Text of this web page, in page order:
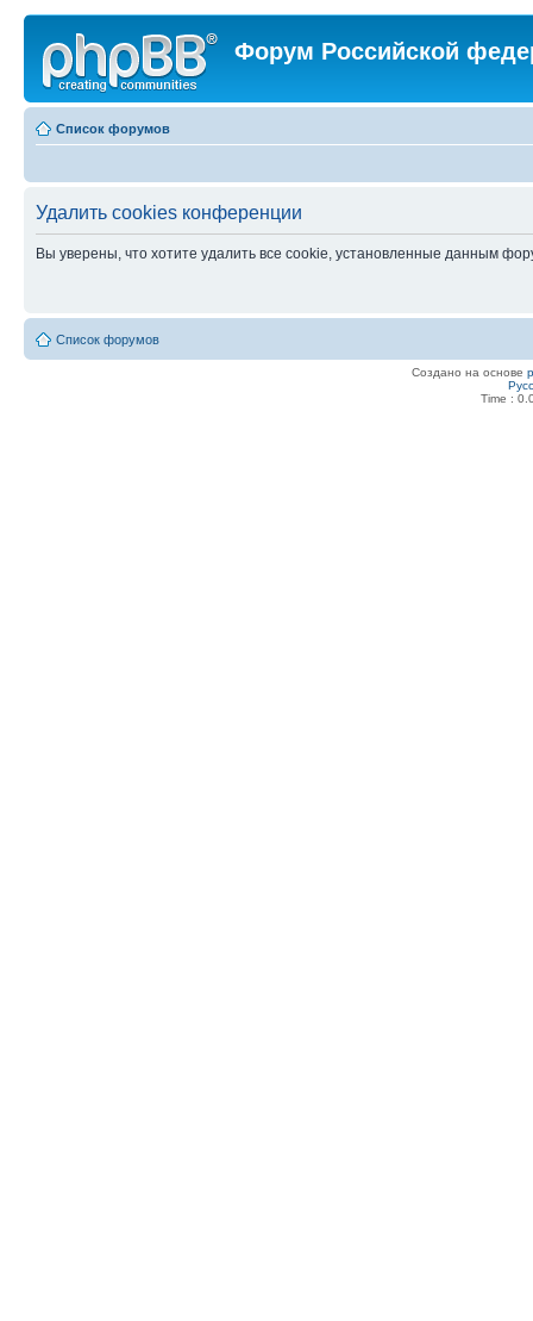
Форум Российской
Список форумов
Удалить cookies конференции
Вы уверены, что хотите удалить все cookie, установленные данным
Список форумов
Создано на основе
Time :